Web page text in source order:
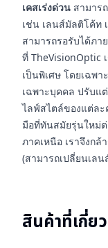
เคสเร่งด่วน สามาร
เช่น เลนส์มัลติโค้ท
สามารถรอรับได้ภา
ที่ TheVisionOptic
เป็นพิเศษ โดยเฉพ
เฉพาะบุคคล ปรับแ
ไลฟ์สไตล์ของแต่ละ
มือที่ทันสมัยรุ่นใหม่
ภาคเหนือ เราจึงก
(สามารถเปลี่ยนเล
สินค้าที่เกี่ย